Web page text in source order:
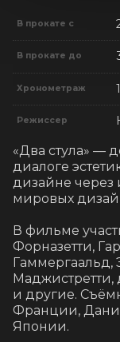
В прокате с
В прокате до
Хронометраж
Режиссер
«Два стула» —
диалоге
дизайне через
мировых
В фильме
Форназетти,
Маджистретти,
и другие.
Франции,
Японии.